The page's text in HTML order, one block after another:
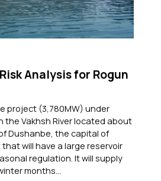
Analysis for Rogun
project (3,780MW) under
Vakhsh River located about
Dushanbe, the capital of
will have a large reservoir
regulation. It will supply
months...